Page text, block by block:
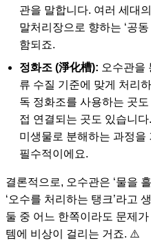
관을 말합니다. 여러 세대
말처리장으로 향하는 ‘공
함되죠.
정화조 (淨化槽): 오수관을
류 수질 기준에 맞게 처리
독 정화조를 사용하는 곳
접 연결되는 곳도 있습니
미생물로 분해하는 과정
필수적이에요.
결론적으로, 오수관은 ‘물을
‘오수를 처리하는 탱크’라고
둘 중 어느 한쪽이라도 문제
템에 비상이 걸리는 거죠. ⚠️